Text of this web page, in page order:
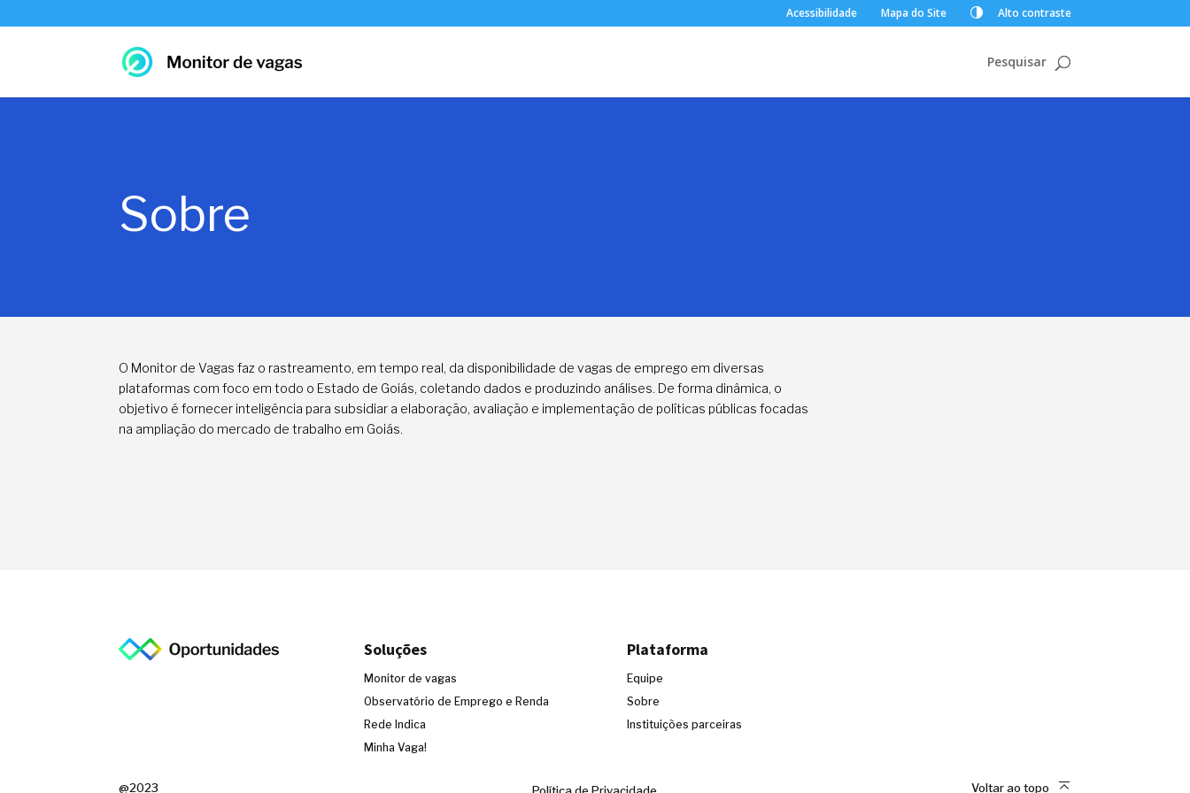
Acessibilidade Mapa do Site Alto contraste
Pesquisar
Sobre
O Monitor de Vagas faz o rastreamento, em tempo real, da disponibilidade de vagas de emprego em diversas
plataformas com foco em todo o Estado de Goiás, coletando dados e produzindo análises. De forma dinâmica, o
objetivo é fornecer inteligência para subsidiar a elaboração, avaliação e implementação de políticas públicas focadas
na ampliação do mercado de trabalho em Goiás.
Soluções
Monitor de vagas
Observatório de Emprego e Renda
Rede Indica
Minha Vaga!
Plataforma
Equipe
Sobre
Instituições parceiras
@2023 Voltar ao topo